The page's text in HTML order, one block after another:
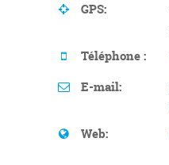
GPS:
Téléphone :
E-mail:
Web: